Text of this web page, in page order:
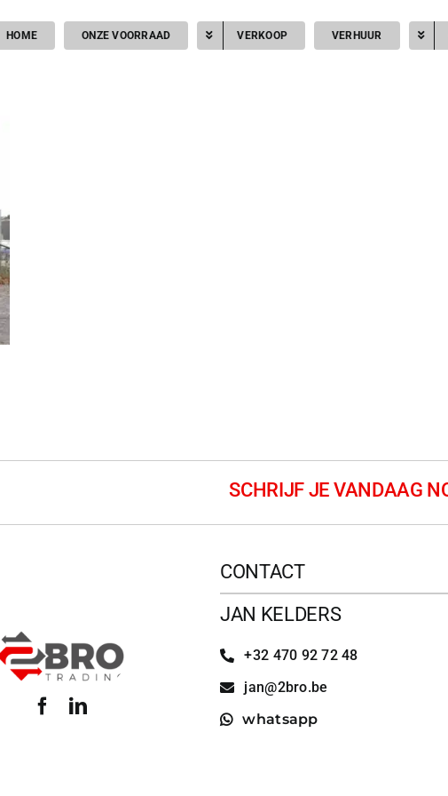
HOME ONZE VOORRAAD VERKOOP VERHUUR
CONTACT
JAN KELDERS
+32 470 92 72 48
jan@2bro.be
whatsapp